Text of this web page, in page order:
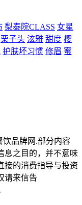
梨泰院CLASS 女星
栗子头 泫雅 甜度 樱
护肤坏习惯 修眉 蜜
饮品牌网 .部分内容
息之目的，并不意味
接的消费指导与投资
请来信告